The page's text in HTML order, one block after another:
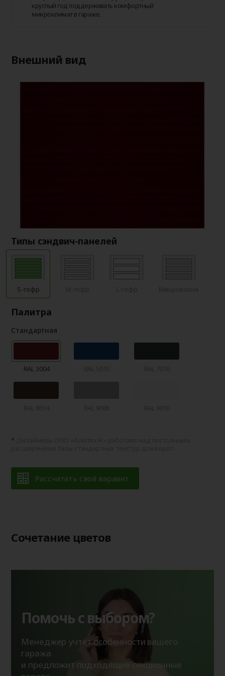
круглый год поддерживать комфортный
микроклимат в гараже.
Внешний вид
Типы сэндвич-панелей
S-гофр
Палитра
Стандартная
RAL 3004
Рассчитать свой вариант
Сочетание цветов
Помочь с выбором?
Менеджер учтет особенности вашего
гаража
и предложит подходящие секционные